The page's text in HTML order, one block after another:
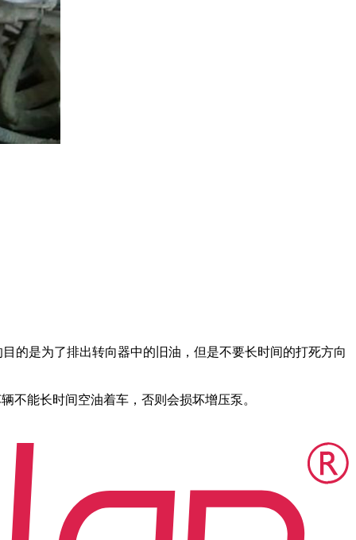
是为了排出转向器中的旧油，但是不要长时间的打死方向
能长时间空油着车，否则会损坏增压泵。